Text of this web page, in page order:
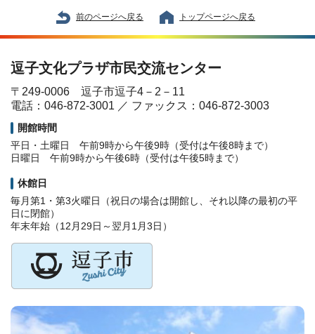
前のページへ戻る トップページへ戻る
逗子文化プラザ市民交流センター
〒249-0006 逗子市逗子4－2－11
電話：046-872-3001 ／ ファックス：046-872-3003
開館時間
平日・土曜日 午前9時から午後9時（受付は午後8時まで）
日曜日 午前9時から午後6時（受付は午後5時まで）
休館日
毎月第1・第3火曜日（祝日の場合は開館し、それ以降の最初の平
日に閉館）
年末年始（12月29日～翌月1月3日）